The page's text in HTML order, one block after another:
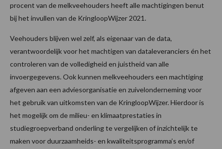
procent van de melkveehouders heeft alle machtigingen benut
bij het invullen van de KringloopWijzer 2021.
Veehouders blijven wel zelf, als eigenaar van de data,
verantwoordelijk voor het machtigen van dataleveranciers én het
controleren van de volledigheid en juistheid van alle
invoergegevens. Ook kunnen melkveehouders een machtiging
afgeven aan een adviesorganisatie en zuivelonderneming voor
het gebruik van uitkomsten van de KringloopWijzer. Hierdoor is
het mogelijk om de milieu- en klimaatprestaties in
studiegroepverband onderling te vergelijken of inzichtelijk te
maken voor duurzaamheids- en kwaliteitsprogramma’s en/of